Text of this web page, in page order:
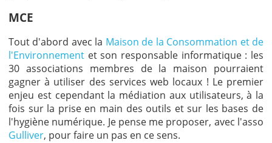
MCE
Tout d'abord avec la Maison de la Consommation et de
l'Environnement et son responsable informatique : les
30 associations membres de la maison pourraient
gagner à utiliser des services web locaux ! Le premier
enjeu est cependant la médiation aux utilisateurs, à la
fois sur la prise en main des outils et sur les bases de
l'hygiène numérique. Je pense me proposer, avec l'asso
Gulliver, pour faire un pas en ce sens.